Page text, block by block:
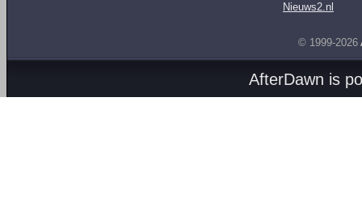
Nieuws2.nl
© 1999-2026
AfterDawn is